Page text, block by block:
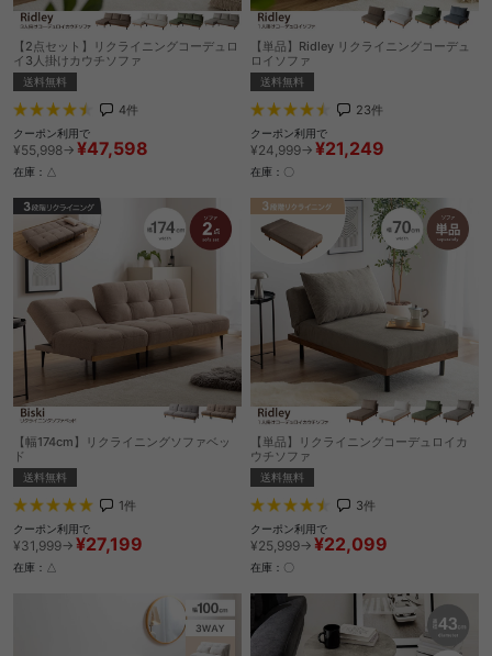
【2点セット】リクライニングコーデュロ
イ3人掛けカウチソファ
送料無料
4件
クーポン利用で
¥55,998→ ¥47,598
在庫：△
【単品】Ridley リクライニングコーデュ
ロイソファ
送料無料
23件
クーポン利用で
¥24,999→ ¥21,249
在庫：〇
【幅174cm】リクライニングソファベッ
ド
送料無料
1件
クーポン利用で
¥31,999→ ¥27,199
在庫：△
【単品】リクライニングコーデュロイカ
ウチソファ
送料無料
3件
クーポン利用で
¥25,999→ ¥22,099
在庫：〇